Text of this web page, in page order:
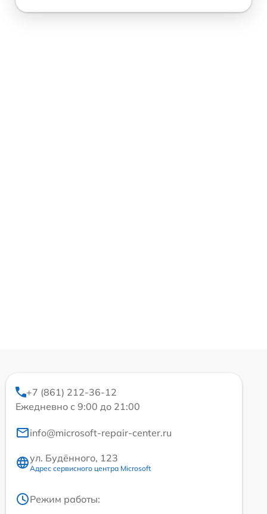
+7 (861) 212-36-12
Ежедневно с 9:00 до 21:00
info@microsoft-repair-center.ru
ул. Будённого, 123
Адрес сервисного центра Microsoft
Режим работы: